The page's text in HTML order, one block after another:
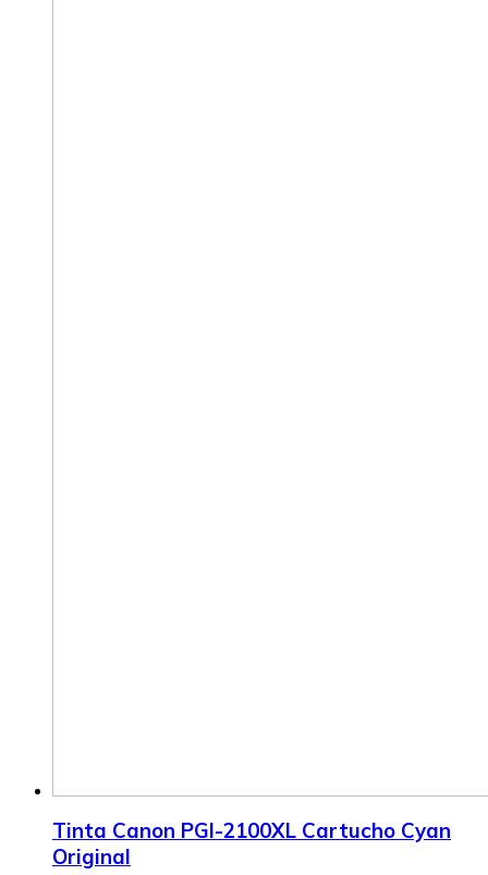
Tinta Canon PGI-2100XL Cartucho Cyan
Original